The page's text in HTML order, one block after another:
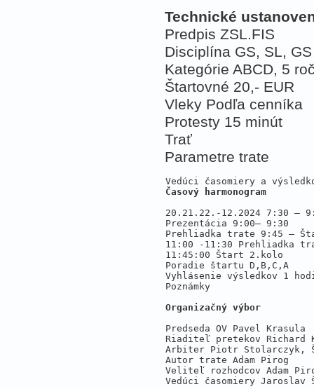
Technické
Predpis ZSL.FIS
Disciplína GS, SL, GS
Kategórie ABCD, 5
Štartovné 20,- EUR
Vleky Podľa cenníka
Protesty 15 minút
Trať
Parametre trate
Časový harmonogram
20.21.22.-12.2024 7:30 –
Prezentácia 9:00– 9:30
Prehliadka trate 9:45 –
11:00 -11:30 Prehliadka
11:45:00 Štart 2.kolo
Poradie štartu D,B,C,A
Vyhlásenie výsledkov 1
Poznámky
Organizačný výbor
Predseda OV Pavel Krasula
Riaditeľ pretekov
Arbiter Piotr Stolarczyk,
Autor trate Adam Pirog
Veliteľ rozhodcov Adam
Vedúci časomiery Jaroslav